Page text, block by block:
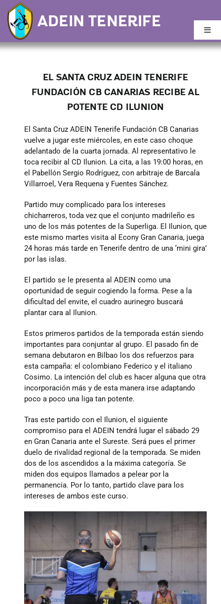
Saltar
contenido
ADEIN TENERIFE
Quiénes Somos
Calendario
Plantilla
Junta
Estatutos
Transparencia
Directos
Únete
Patrocinadores y colaboradores
Donaciones
EL SANTA CRUZ ADEIN TENERIFE
FUNDACIÓN CB CANARIAS RECIBE AL
POTENTE CD ILUNION
El Santa Cruz ADEIN Tenerife Fundación CB Canarias
vuelve a jugar este miércoles, en este caso choque
adelantado de la cuarta jornada. Al representativo le
toca recibir al CD Ilunion. La cita, a las 19:00 horas, en
el Pabellón Sergio Rodríguez, con arbitraje de Barcala
Villarroel, Vera Requena y Fuentes Sánchez.
Partido muy complicado para los intereses
chicharreros, toda vez que el conjunto madrileño es
uno de los más potentes de la Superliga. El Ilunion, que
este mismo martes visita al Econy Gran Canaria, juega
24 horas más tarde en Tenerife dentro de una ‘mini gira’
por las islas.
El partido se le presenta al ADEIN como una
oportunidad de seguir cogiendo la forma. Pese a la
dificultad del envite, el cuadro aurinegro buscará
plantar cara al Ilunion.
Estos primeros partidos de la temporada están siendo
importantes para conjuntar al grupo. El pasado fin de
semana debutaron en Bilbao los dos refuerzos para
esta campaña: el colombiano Federico y el italiano
Cosimo. La intención del club es hacer alguna que otra
incorporación más y de esta manera irse adaptando
poco a poco una liga tan potente.
Tras este partido con el Ilunion, el siguiente
compromiso para el ADEIN tendrá lugar el sábado 29
en Gran Canaria ante el Sureste. Será pues el primer
duelo de rivalidad regional de la temporada. Se miden
dos de los ascendidos a la máxima categoría. Se
miden dos equipos llamados a pelear por la
permanencia. Por lo tanto, partido clave para los
intereses de ambos este curso.